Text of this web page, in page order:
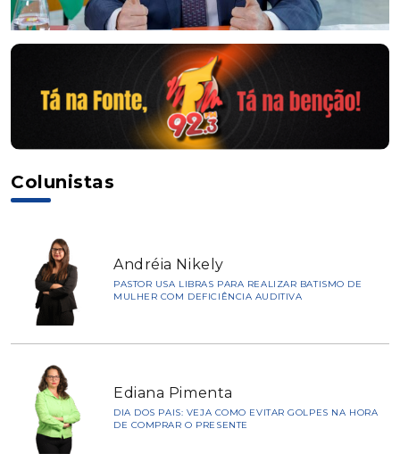
Colunistas
Andréia Nikely
PASTOR USA LIBRAS PARA REALIZAR BATISMO DE
MULHER COM DEFICIÊNCIA AUDITIVA
Ediana Pimenta
DIA DOS PAIS: VEJA COMO EVITAR GOLPES NA HORA
DE COMPRAR O PRESENTE